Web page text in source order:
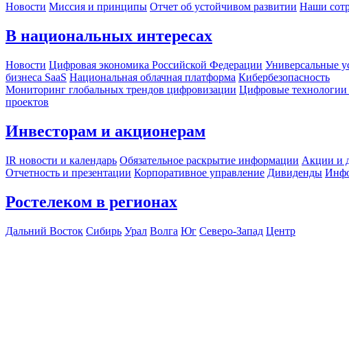
Новости Миссия и принципы Отчет об устойчивом развитии Наши
В национальных интересах
Новости Цифровая экономика Российской Федерации Универсальные
бизнеса SaaS Национальная облачная платформа Кибербезопасность
Мониторинг глобальных трендов цифровизации Цифровые технологии
проектов
Инвесторам и акционерам
IR новости и календарь Обязательное раскрытие информации Акции и
Отчетность и презентации Корпоративное управление Дивиденды
Ростелеком в регионах
Дальний Восток Сибирь Урал Волга Юг Северо-Запад Центр